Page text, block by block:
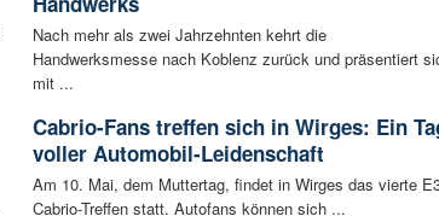
Nach mehr als zwei Jahrzehnten kehrt die
Handwerksmesse nach Koblenz zurück und präsentiert
mit ...
Cabrio-Fans treffen sich in Wirges: Ein
voller Automobil-Leidenschaft
Am 10. Mai, dem Muttertag, findet in Wirges das vierte
Cabrio-Treffen statt. Autofans können sich ...